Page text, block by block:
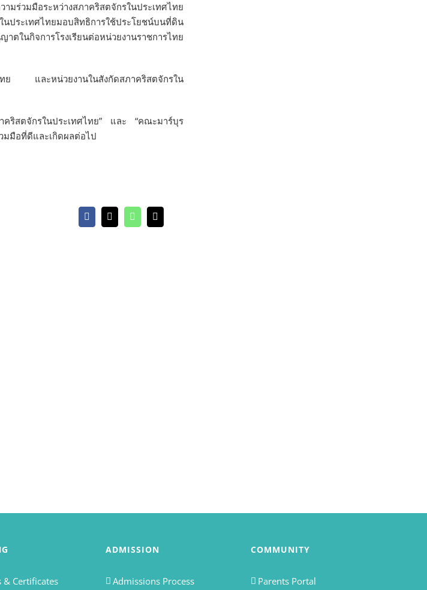
ร่วมมือระหว่างสภาคริสตจักรในประเทศไทย
นประเทศไทยมอบสิทธิการใช้ประโยชน์บนที่ดิน
ตในกิจการโรงเรียนต่อหน่วยงานราชการไทย
ทย และหน่วยงานในสังกัดสภาคริสตจักรใน
คริสตจักรในประเทศไทย” และ “คณะมาร์บุร
วมมือที่ดีและเกิดผลต่อไป
Facebook
X WhatsApp
Email
& Certificates
ADMISSION
Admissions Process
COMMUNITY
Parents Portal